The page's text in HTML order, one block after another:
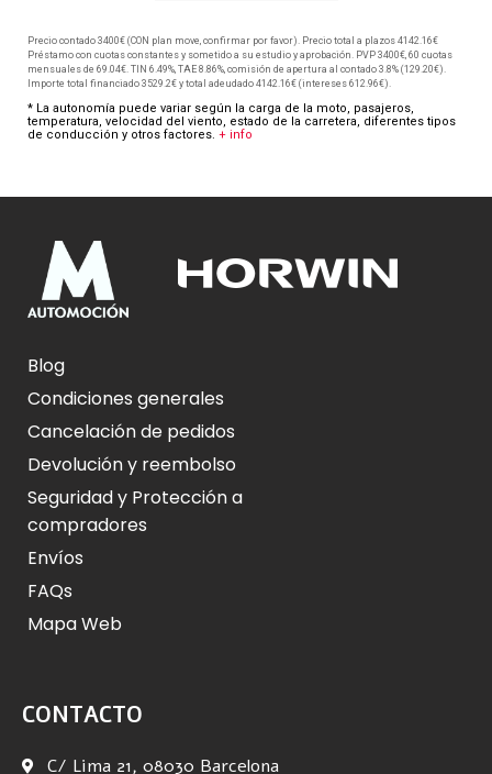
Precio contado 3400€ (CON plan move, confirmar por favor). Precio total a plazos 4142.16€
Préstamo con cuotas constantes y sometido a su estudio y aprobación. PVP 3400€, 60 cuotas
mensuales de 69.04€. TIN 6.49%, TAE 8.86%, comisión de apertura al contado 3.8% (129.20€).
Importe total financiado 3529.2€ y total adeudado 4142.16€ (intereses 612.96€).
* La autonomía puede variar según la carga de la moto, pasajeros,
temperatura, velocidad del viento, estado de la carretera, diferentes tipos
de conducción y otros factores. + info
Blog
Condiciones generales
Cancelación de pedidos
Devolución y reembolso
Seguridad y Protección a
compradores
Envíos
FAQs
Mapa Web
CONTACTO
C/ Lima 21, 08030 Barcelona